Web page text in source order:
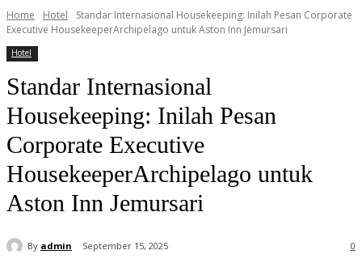
Home Hotel
Standar Internasional Housekeeping: Inilah Pesan Corporate
Executive HousekeeperArchipelago untuk Aston Inn Jemursari
Hotel
Standar Internasional
Housekeeping: Inilah Pesan
Corporate Executive
HousekeeperArchipelago untuk
Aston Inn Jemursari
By admin September 15, 2025 0